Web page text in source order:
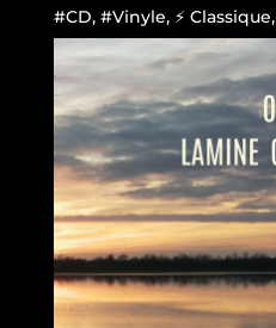
#CD, #Vinyle, ⚡ Classique,